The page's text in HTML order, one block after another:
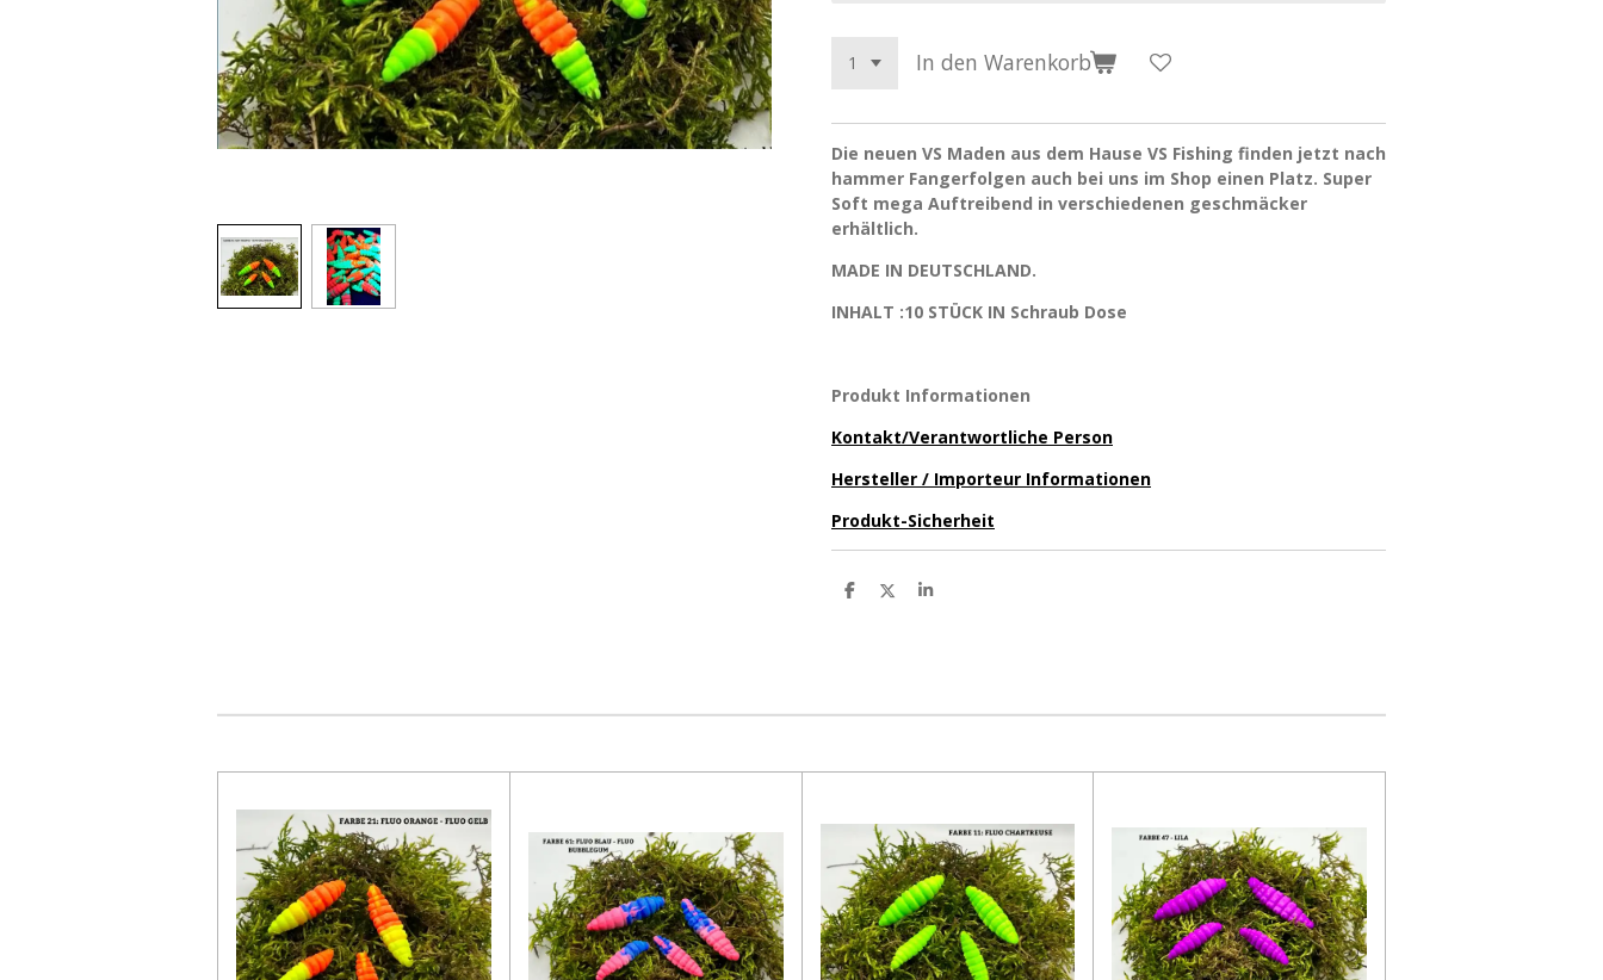
In den Warenkorb
Die neuen VS Maden aus dem Hause VS Fishing finden jetzt nach
hammer Fangerfolgen auch bei uns im Shop einen Platz. Super
Soft mega Auftreibend in verschiedenen geschmäcker
erhältlich.
MADE IN DEUTSCHLAND.
INHALT :10 STÜCK IN Schraub Dose
Produkt Informationen
Kontakt/Verantwortliche Person
Hersteller / Importeur Informationen
Produkt-Sicherheit
T
T
T